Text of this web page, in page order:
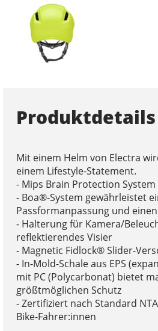
Produktdetails
Mit einem Helm von Electra
einem Lifestyle-Statement.
- Mips Brain Protection System
- Boa®-System gewährleistet
Passformanpassung und
- Halterung für Kamera/
reflektierendes Visier
- Magnetic Fidlock® Slider-
- In-Mold-Schale aus EPS
mit PC (Polycarbonat) bietet
größtmöglichen Schutz
- Zertifiziert nach Standard
Bike-Fahrer:innen